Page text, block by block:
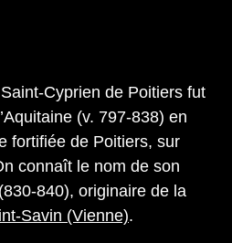
Cyprien de Poitiers fut
(v. 797-838) en
fortifiée de Poitiers, sur
connaît le nom de son
840), originaire de la
Savin (Vienne).